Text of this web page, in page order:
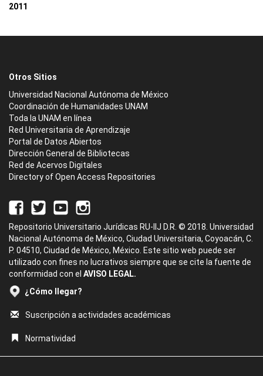
2011
Otros Sitios
Universidad Nacional Autónoma de México
Coordinación de Humanidades UNAM
Toda la UNAM en línea
Red Universitaria de Aprendizaje
Portal de Datos Abiertos
Dirección General de Bibliotecas
Red de Acervos Digitales
Directory of Open Access Repositories
Repositorio Universitario Jurídicas RU-IIJ D.R. © 2018. Universidad
Nacional Autónoma de México, Ciudad Universitaria, Coyoacán, C.
P. 04510, Ciudad de México, México. Este sitio web puede ser
utilizado con fines no lucrativos siempre que se cite la fuente de
conformidad con el AVISO LEGAL.
¿Cómo llegar?
Suscripción a actividades académicas
Normatividad